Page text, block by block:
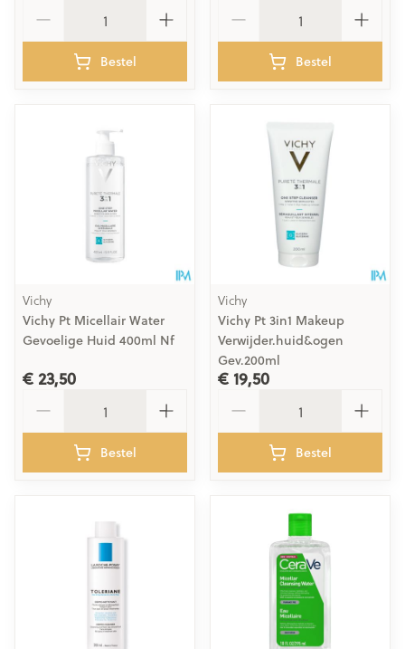
Bestel Bestel
Vichy
Vichy Pt Micellair Water
Gevoelige Huid 400ml Nf
€ 23,50
Bestel
Vichy
Vichy Pt 3in1 Makeup
Verwijder.huid&ogen
Gev.200ml
€ 19,50
Bestel